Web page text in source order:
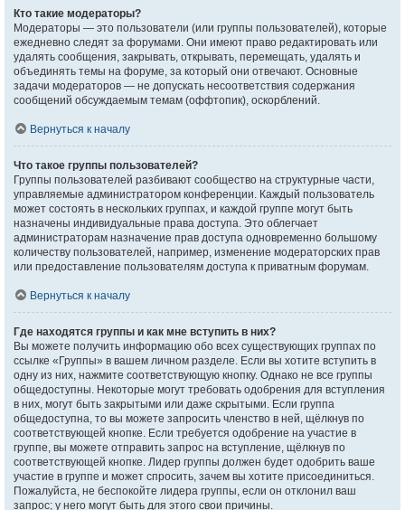
Кто такие модераторы?
Модераторы — это пользователи (или группы пользователей), которые
ежедневно следят за форумами. Они имеют право редактировать или
удалять сообщения, закрывать, открывать, перемещать, удалять и
объединять темы на форуме, за который они отвечают. Основные
задачи модераторов — не допускать несоответствия содержания
сообщений обсуждаемым темам (оффтопик), оскорблений.
Вернуться к началу
Что такое группы пользователей?
Группы пользователей разбивают сообщество на структурные части,
управляемые администратором конференции. Каждый пользователь
может состоять в нескольких группах, и каждой группе могут быть
назначены индивидуальные права доступа. Это облегчает
администраторам назначение прав доступа одновременно большому
количеству пользователей, например, изменение модераторских прав
или предоставление пользователям доступа к приватным форумам.
Вернуться к началу
Где находятся группы и как мне вступить в них?
Вы можете получить информацию обо всех существующих группах по
ссылке «Группы» в вашем личном разделе. Если вы хотите вступить в
одну из них, нажмите соответствующую кнопку. Однако не все группы
общедоступны. Некоторые могут требовать одобрения для вступления
в них, могут быть закрытыми или даже скрытыми. Если группа
общедоступна, то вы можете запросить членство в ней, щёлкнув по
соответствующей кнопке. Если требуется одобрение на участие в
группе, вы можете отправить запрос на вступление, щёлкнув по
соответствующей кнопке. Лидер группы должен будет одобрить ваше
участие в группе и может спросить, зачем вы хотите присоединиться.
Пожалуйста, не беспокойте лидера группы, если он отклонил ваш
запрос; у него могут быть для этого свои причины.